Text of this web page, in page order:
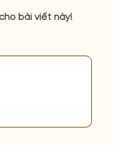
bài viết này!